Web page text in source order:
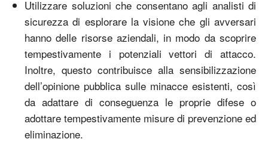
Utilizzare soluzioni che consentano agli analisti di
sicurezza di esplorare la visione che gli avversari
hanno delle risorse aziendali, in modo da scoprire
tempestivamente i potenziali vettori di attacco.
Inoltre, questo contribuisce alla sensibilizzazione
dell’opinione pubblica sulle minacce esistenti, così
da adattare di conseguenza le proprie difese o
adottare tempestivamente misure di prevenzione ed
eliminazione.